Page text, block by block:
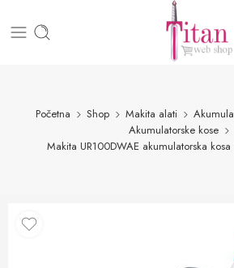
Početna Shop Makita alati
Akumulatorske kose
Makita UR100DWAE akumulatorska